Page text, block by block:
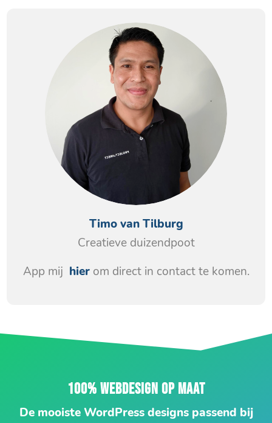
Timo van Tilburg
Creatieve duizendpoot
App mij hierom direct in contact te komen.
100% WEBDESIGN OP MAAT
De mooiste WordPress designs passend bij